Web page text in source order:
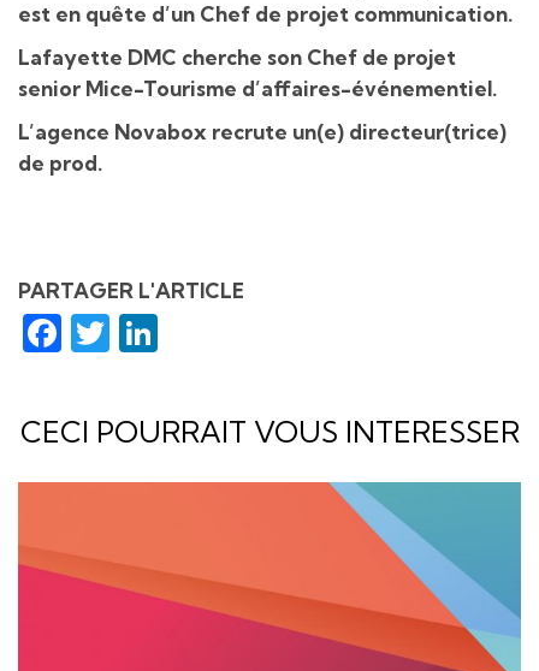
est en quête d’un Chef de projet communication.
Lafayette DMC cherche son Chef de projet
senior Mice-Tourisme d’affaires-événementiel.
L’agence Novabox recrute un(e) directeur(trice)
de prod.
PARTAGER L'ARTICLE
Facebook
Twitter
CECI POURRAIT VOUS INTERESSER